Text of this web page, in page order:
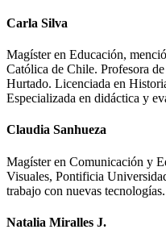
Carla Silva
Magíster en Educación,
Católica de Chile. Profesora
Hurtado. Licenciada en
Especializada en didáctica y
Claudia Sanhueza
Magíster en Comunicación y
Visuales, Pontificia
trabajo con nuevas tecnologías.
Natalia Miralles J.